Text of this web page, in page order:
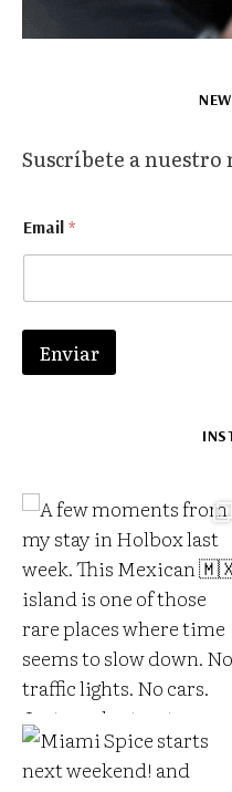
Suscríbete a
m
a
E
a
Email *
Enviar